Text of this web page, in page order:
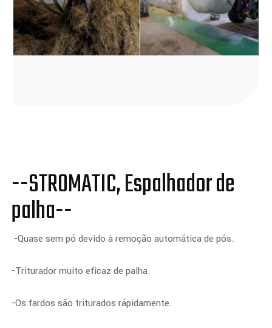
--STROMATIC, Espalhador de
palha--
-Quase sem pó devido à remoção automática de pós.
-Triturador muito eficaz de palha.
-Os fardos são triturados rápidamente.